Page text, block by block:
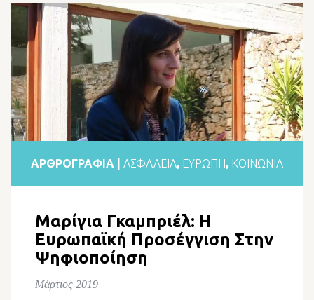
ΑΡΘΡΟΓΡΑΦΙΑ | ΑΣΦΆΛΕΙΑ, ΕΥΡΏΠΗ, ΚΟΙΝΩΝΙΑ
Μαρίγια Γκαμπριέλ: Η
Ευρωπαϊκή Προσέγγιση Στην
Ψηφιοποίηση
Μάρτιος 2019